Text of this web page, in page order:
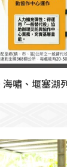
嘯、堰塞湖